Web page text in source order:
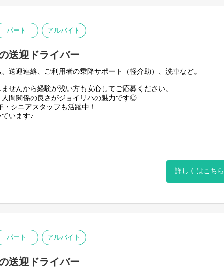
パート アルバイト
送迎ドライバー
送迎連絡、ご利用者の乗降サポート（軽介助）、洗車など。
せんから経験が浅い方も安心してご応募ください。
間関係の良さがジョイリハの魅力です◎
シニアスタッフも活躍中！
います♪
詳しくはこちら
パート アルバイト
送迎ドライバー